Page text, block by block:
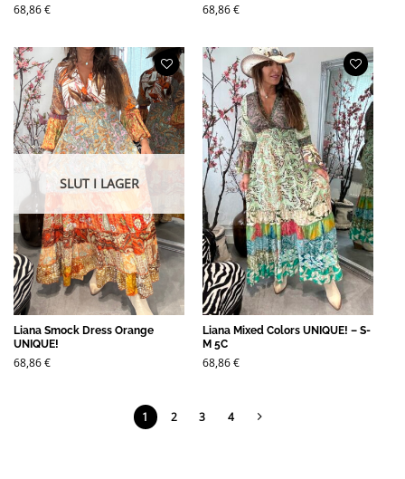
68,86€ 68,86€
SLUT I LAGER
Liana Smock Dress Orange
UNIQUE!
68,86€
Liana Mixed Colors UNIQUE! – S-
M 5C
68,86€
1 2 3 4